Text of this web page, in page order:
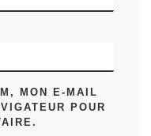
MON E-MAIL
POUR